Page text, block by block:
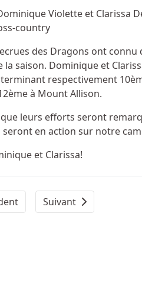
Violette et Clarissa
country
des Dragons ont
la saison. Dominique et
respectivement
à Mount Allison.
leurs efforts seront
seront en action sur notre
et Clarissa!
: L'Université Sainte-
Article suivant :
Suivant